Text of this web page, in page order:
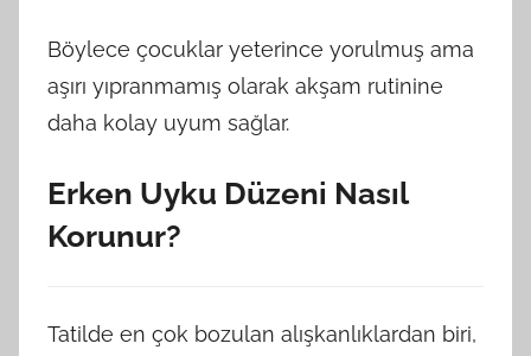
Böylece çocuklar yeterince yorulmuş ama
aşırı yıpranmamış olarak akşam rutinine
daha kolay uyum sağlar.
Erken Uyku Düzeni Nasıl
Korunur?
Tatilde en çok bozulan alışkanlıklardan biri,